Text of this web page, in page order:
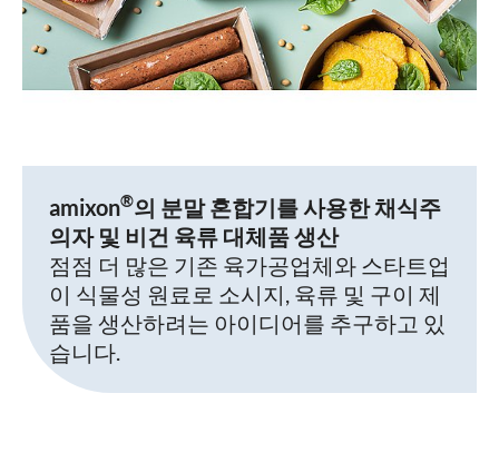
amixon®의 분말 혼합기를 사용한 채식주
의자 및 비건 육류 대체품 생산
점점 더 많은 기존 육가공업체와 스타트업
이 식물성 원료로 소시지, 육류 및 구이 제
품을 생산하려는 아이디어를 추구하고 있
습니다.